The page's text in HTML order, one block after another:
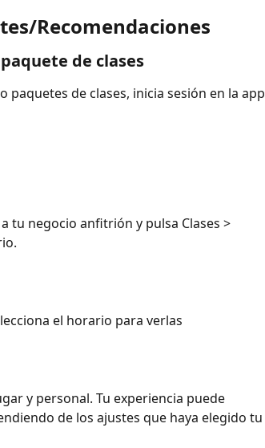
Recomendaciones
de clases
de clases, inicia sesión en la app
tu negocio anfitrión y pulsa Clases >
el horario para verlas
y personal. Tu experiencia puede
de los ajustes que haya elegido tu